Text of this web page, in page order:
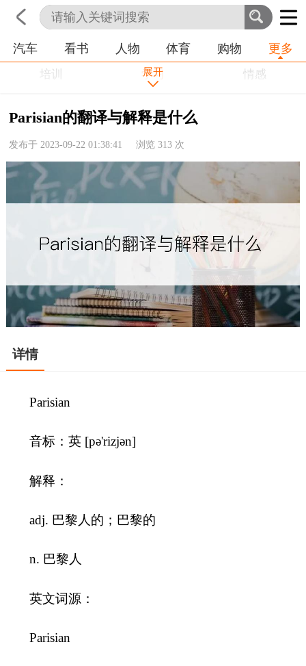
首页 科技 生活 职业
汽车 看书 人物 体育 购物 更多
培训 学习
情感
农业
命理
健康
历史
展开
Parisian的翻译与解释是什么
发布于 2023-09-22 01:38:41 浏览313 次
详情
Parisian
音标：英 [pə'rizjən]
解释：
adj. 巴黎人的；巴黎的
n. 巴黎人
英文词源：
Parisian